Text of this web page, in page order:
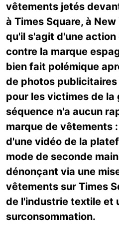
vêtements jetés
à Times Square, à
qu'il s'agit d'une
contre la marque
bien fait polémique
de photos
pour les victimes de la
séquence n'a aucun
marque de vêtements
d'une vidéo de la
mode de seconde
dénonçant via une
vêtements sur Times
de l'industrie textile et
surconsommation.